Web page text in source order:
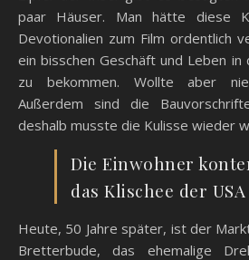
paar Häuser. Man hätte diese
Devotionalien zum Film ordentlich
ein bisschen Geschäft und Leben
zu bekommen. Wollte aber
Außerdem sind die
deshalb musste die Kulisse wieder
Die Einwohner
das Klischee der USA
Heute, 50 Jahre später, ist der
Bretterbude, das ehemalige